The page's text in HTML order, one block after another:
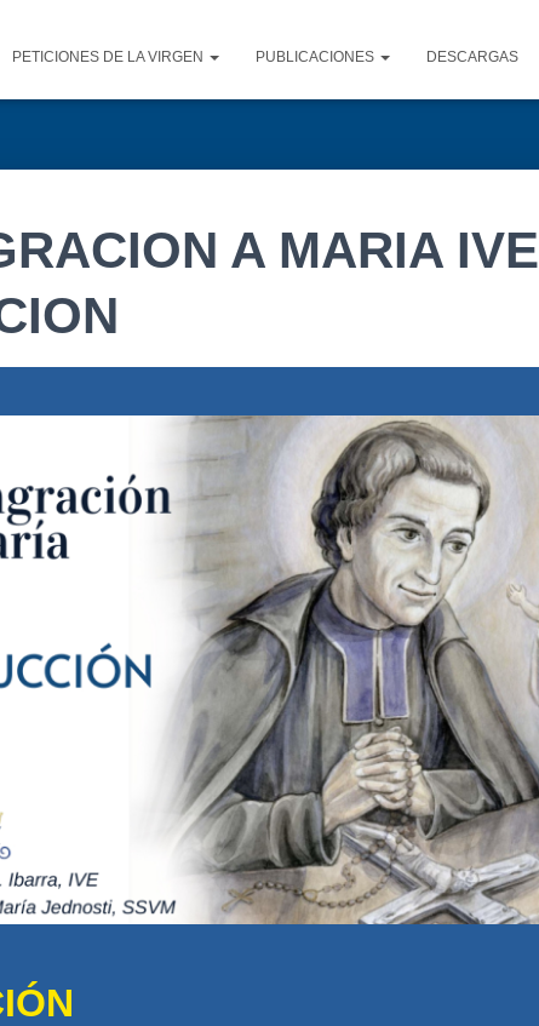
PETICIONES DE LA VIRGEN PUBLICACIONES DESCARGAS
A MARIA IVE